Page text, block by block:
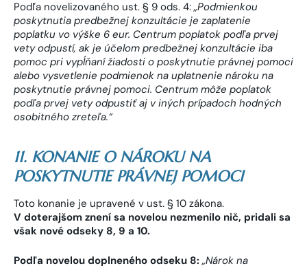
Podľa novelizovaného ust. § 9 ods. 4:„Podmienkou
poskytnutia predbežnej konzultácie je zaplatenie
poplatku vo výške 6 eur. Centrum poplatok podľa prvej
vety odpustí, ak je účelom predbežnej konzultácie iba
pomoc pri vypĺňaní žiadosti o poskytnutie právnej pomoci
alebo vysvetlenie podmienok na uplatnenie nároku na
poskytnutie právnej pomoci. Centrum môže poplatok
podľa prvej vety odpustiť aj v iných prípadoch hodných
osobitného zreteľa.“
11. KONANIE O NÁROKU NA
POSKYTNUTIE PRÁVNEJ POMOCI
Toto konanie je upravené v ust. § 10 zákona.
V doterajšom znení sa novelou nezmenilo nič, pridali sa
však nové odseky 8, 9 a 10.
Podľa novelou doplneného odseku 8: „Nárok na